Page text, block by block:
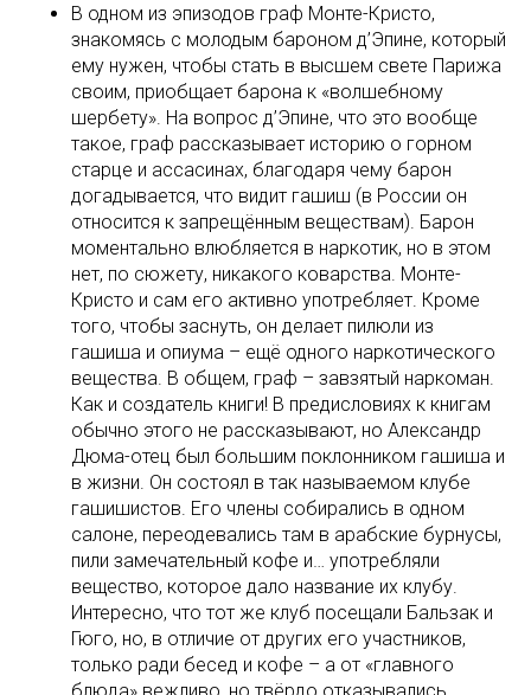
В одном из эпизодов граф Монте-Кристо,
знакомясь с молодым бароном д’Эпине, который
ему нужен, чтобы стать в высшем свете Парижа
своим, приобщает барона к «волшебному
шербету». На вопрос д’Эпине, что это вообще
такое, граф рассказывает историю о горном
старце и ассасинах, благодаря чему барон
догадывается, что видит гашиш (в России он
относится к запрещённым веществам). Барон
моментально влюбляется в наркотик, но в этом
нет, по сюжету, никакого коварства. Монте-
Кристо и сам его активно употребляет. Кроме
того, чтобы заснуть, он делает пилюли из
гашиша и опиума – ещё одного наркотического
вещества. В общем, граф – завзятый наркоман.
Как и создатель книги! В предисловиях к книгам
обычно этого не рассказывают, но Александр
Дюма-отец был большим поклонником гашиша и
в жизни. Он состоял в так называемом клубе
гашишистов. Его члены собирались в одном
салоне, переодевались там в арабские бурнусы,
пили замечательный кофе и… употребляли
вещество, которое дало название их клубу.
Интересно, что тот же клуб посещали Бальзак и
Гюго, но, в отличие от других его участников,
только ради бесед и кофе – а от «главного